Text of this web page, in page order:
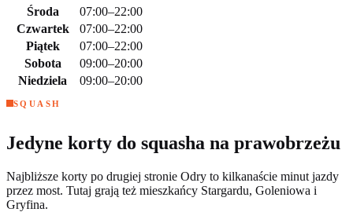
Środa
07:00–22:00
Czwartek
07:00–22:00
Piątek
07:00–22:00
Sobota
09:00–20:00
Niedziela
09:00–20:00
SQUASH
Jedyne korty do squasha na prawobrzeżu
Najbliższe korty po drugiej stronie Odry to kilkanaście minut jazdy
przez most. Tutaj grają też mieszkańcy Stargardu, Goleniowa i
Gryfina.